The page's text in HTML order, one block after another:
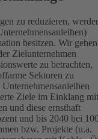
zu reduzieren,
besitzen. Wir gehen
Zielunternehmen
zu betrachten,
Sektoren zu
Ziele im Einklang mit
und diese ernsthaft
und bis 2040 bei
bzw. Projekte (u.a.